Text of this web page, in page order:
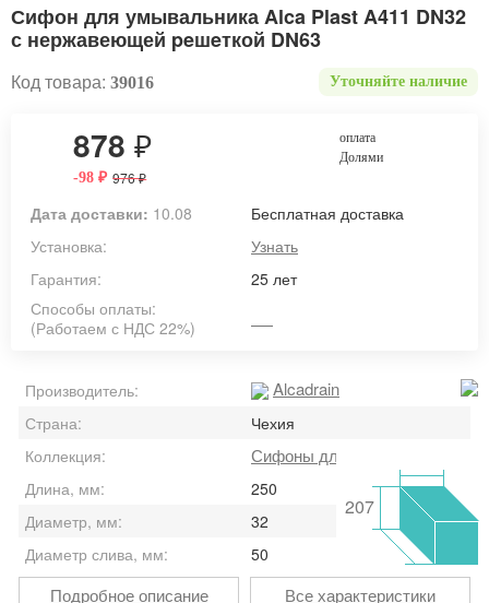
Сифон для умывальника Alca Plast A411 DN32
с нержавеющей peшeткой DN63
Код товара: 39016 Уточняйте наличие
878₽
-98₽ 976₽
оплата
Долями
Дата доставки: 10.08
Бесплатная доставка
Установка:
Узнать
Гарантия:
25 лет
Способы оплаты:
(Работаем с НДС 22%)
Производитель: Alcadrain
Страна:
Чехия
Коллекция:
Сифоны для умывальника
Длина, мм:
250
Диаметр, мм:
32
Диаметр слива, мм:
50
207
Подробное описание
Все характеристики